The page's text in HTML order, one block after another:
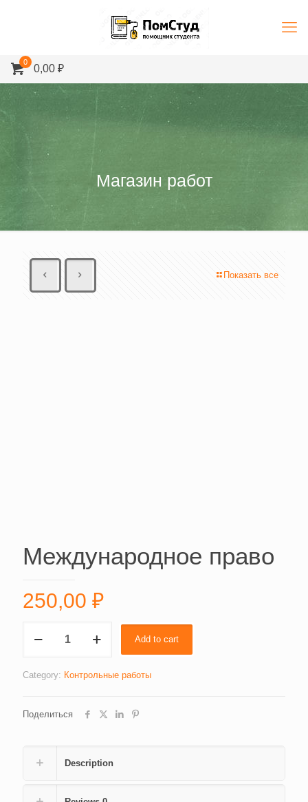
0
0,00 ₽
Магазин работ
Показать все
Международное право
250,00 ₽
право
Add to cart
Category: Контрольные работы
Поделиться
Description